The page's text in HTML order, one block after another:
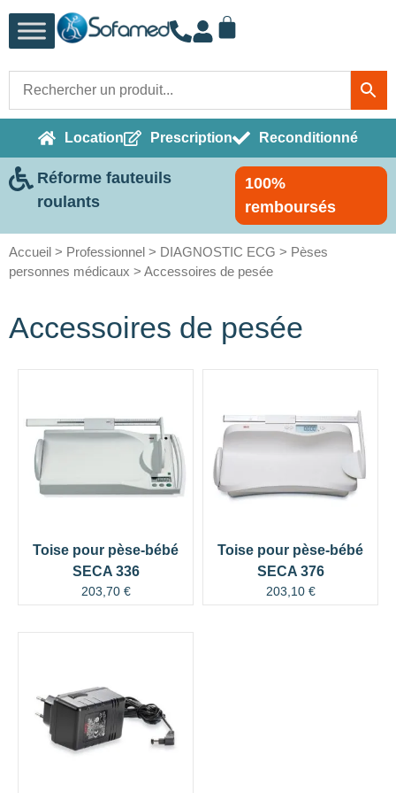
Location Prescription Reconditionné
Réforme fauteuils
roulants
100%
remboursés
Accueil > Professionnel > DIAGNOSTIC ECG > Pèses
personnes médicaux > Accessoires de pesée
Accessoires de pesée
Toise pour pèse-bébé
SECA 336
203,70 €
Toise pour pèse-bébé
SECA 376
203,10 €